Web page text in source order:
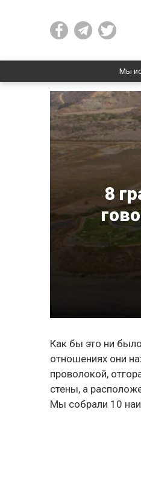
Мы
8
Как бы это ни
отношениях они
проволокой,
стены, а
Мы собрали 10